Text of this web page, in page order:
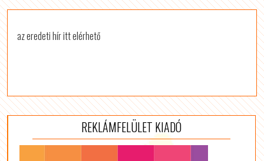
az eredeti hír itt elérhető
REKLÁMFELÜLET KIADÓ